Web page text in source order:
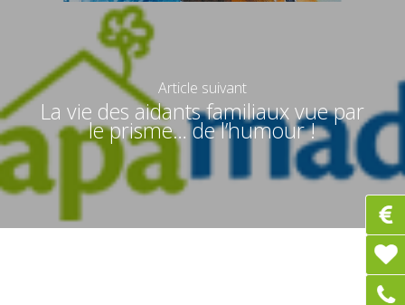
Article suivant
La vie des aidants familiaux vue par
le prisme… de l’humour !